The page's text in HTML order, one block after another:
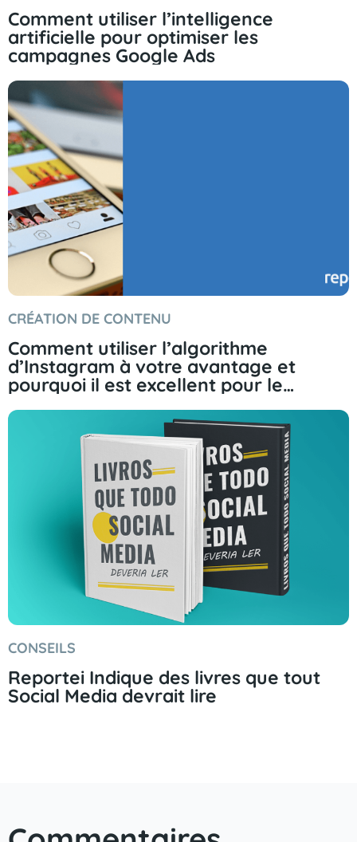
Comment utiliser l’intelligence
artificielle pour optimiser les
campagnes Google Ads
CRÉATION DE CONTENU
Comment utiliser l’algorithme
d’Instagram à votre avantage et
pourquoi il est excellent pour le
CONSEILS
Reportei Indique des livres que tout
Social Media devrait lire